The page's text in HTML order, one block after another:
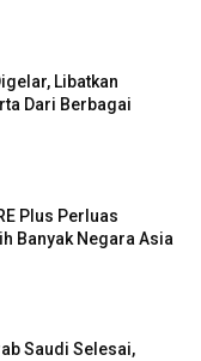
Libatkan
Dari Berbagai
Plus Perluas
Banyak Negara Asia
Saudi Selesai,